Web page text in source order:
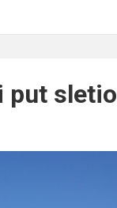
put sletio